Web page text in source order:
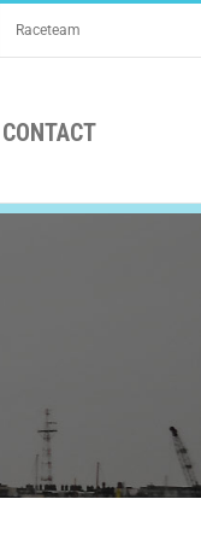
Raceteam
CONTACT